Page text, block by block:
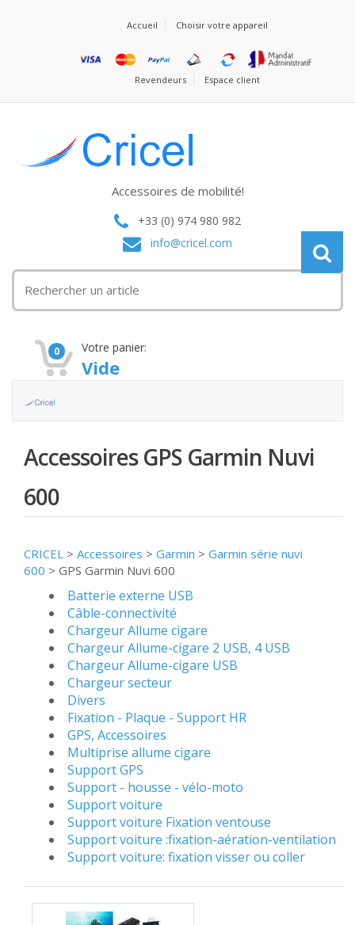
Accueil Choisir votre appareil
Revendeurs Espace client
Accessoires de mobilité!
+33 (0) 974 980 982
info@cricel.com
0 Votre panier:
Vide
Accessoires GPS Garmin Nuvi
600
CRICEL > Accessoires > Garmin > Garmin série nuvi
600 > GPS Garmin Nuvi 600
Batterie externe USB
Câble-connectivité
Chargeur Allume cigare
Chargeur Allume-cigare 2 USB, 4 USB
Chargeur Allume-cigare USB
Chargeur secteur
Divers
Fixation - Plaque - Support HR
GPS, Accessoires
Multiprise allume cigare
Support GPS
Support - housse - vélo-moto
Support voiture
Support voiture Fixation ventouse
Support voiture :fixation-aération-ventilation
Support voiture: fixation visser ou coller